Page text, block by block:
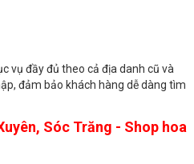
vụ đầy đủ theo cả địa danh cũ và
đảm bảo khách hàng dễ dàng tìm
Sóc Trăng - Shop hoa